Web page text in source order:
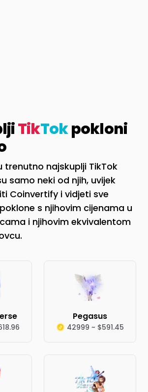
TikTokpokloni
trenutno najskuplji TikTok
samo neki od njih, uvijek
Coinvertify i vidjeti sve
s njihovim cijenama u
i njihovim ekvivalentom
Pegasus
42999 ~ $591.45